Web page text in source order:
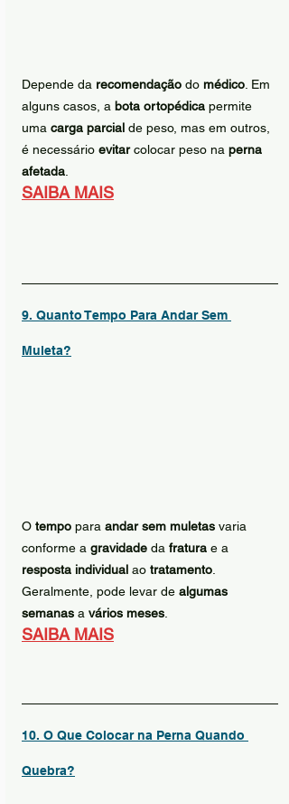
Depende da recomendação do médico . Em
alguns casos, a bota ortopédica permite
uma carga parcial de peso, mas em outros,
é necessário evitar colocar peso na perna
afetada
SAIBA MAIS
9. Quanto Tempo Para Andar Sem
Muleta?
O tempo para andar sem muletas varia
conforme a gravidade da fratura e a
resposta individual ao tratamento
Geralmente, pode levar de algumas
semanas a vários meses
SAIBA MAIS
10. O Que Colocar na Perna Quando
Quebra?